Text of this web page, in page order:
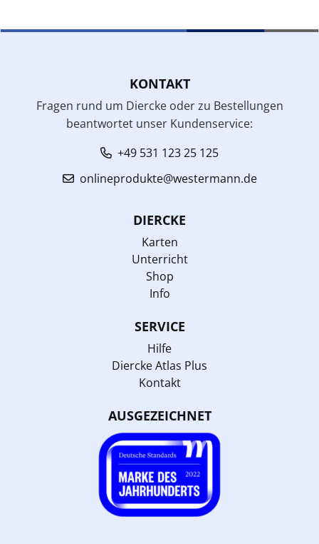
KONTAKT
Fragen rund um Diercke oder zu Bestellungen
beantwortet unser Kundenservice:
+49 531 123 25 125
onlineprodukte@westermann.de
DIERCKE
Karten
Unterricht
Shop
Info
SERVICE
Hilfe
Diercke Atlas Plus
Kontakt
AUSGEZEICHNET